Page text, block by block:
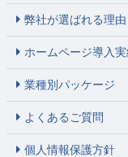
弊社が選ばれる理由
ホームページ導入
業種別パッケージ
よくあるご質問
個人情報保護方針